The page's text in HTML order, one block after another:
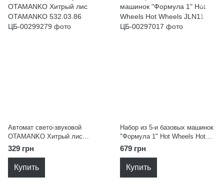
Автомат свето-звуковой
OTAMANKO Хитрый лис
OTAMANKO 532.03.86
329 грн
Купить
Набор из 5-и базовых машинок
"Формула 1" Hot Wheels Hot
Wheels JLN11
679 грн
Купить